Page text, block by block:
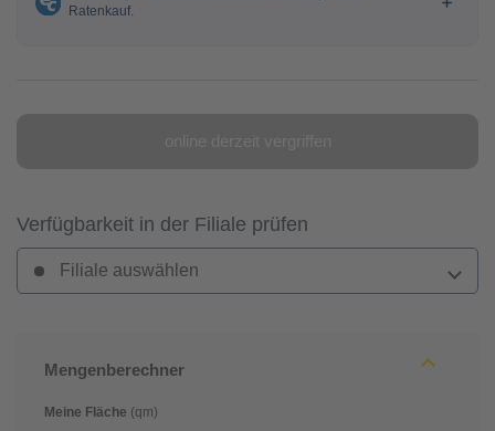
Verfügbarkeit in der Filiale prüfen
Filiale auswählen
Mengenberechner
Meine Fläche (qm)